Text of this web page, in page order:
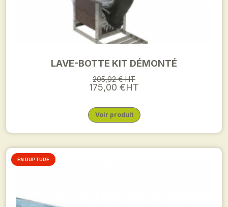
LAVE-BOTTE KIT DÉMONTÉ
205,92 € HT
175,00 €HT
Voir produit
EN RUPTURE